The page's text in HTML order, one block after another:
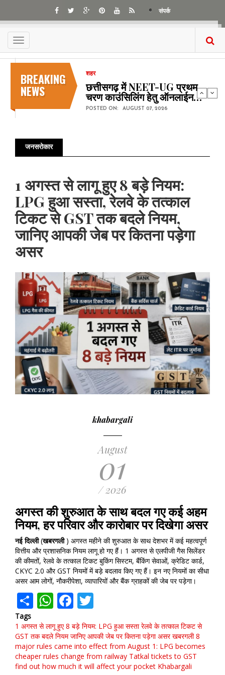
main
content
संपर्क
Toggle
navigation
BREAKING
NEWS
शहर
छत्तीसगढ़ में NEET-UG प्रथम
चरण काउंसिलिंग हेतु ऑनलाईन…
POSTED ON: AUGUST 07, 2026
जनसरोकार
1 अगस्त से लागू हुए 8 बड़े नियम:
LPG हुआ सस्ता, रेलवे के तत्काल
टिकट से GST तक बदले नियम,
जानिए आपकी जेब पर कितना पड़ेगा
असर
khabargali
August
01
/ 2026
अगस्त की शुरुआत के साथ बदल गए कई अहम
नियम, हर परिवार और कारोबार पर दिखेगा असर
नई दिल्ली(खबरगली) अगस्त महीने की शुरुआत के साथ देशभर में कई महत्वपूर्ण
वित्तीय और प्रशासनिक नियम लागू हो गए हैं। 1 अगस्त से एलपीजी गैस सिलेंडर
की कीमतों, रेलवे के तत्काल टिकट बुकिंग सिस्टम, बैंकिंग सेवाओं, क्रेडिट कार्ड,
CKYC 2.0 और GST नियमों में बड़े बदलाव किए गए हैं। इन नए नियमों का सीधा
असर आम लोगों, नौकरीपेशा, व्यापारियों और बैंक ग्राहकों की जेब पर पड़ेगा।
ShareWhatsApp
Facebook
Tags
1 अगस्त से लागू हुए 8 बड़े नियम: LPG हुआ सस्ता रेलवे के तत्काल टिकट से
GST तक बदले नियम जानिए आपकी जेब पर कितना पड़ेगा असर खबरगली 8
major rules came into effect from August 1: LPG becomes
cheaper rules change from railway Tatkal tickets to GST
find out how much it will affect your pocket Khabargali